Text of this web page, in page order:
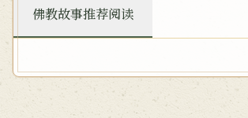
佛教故事推荐阅读